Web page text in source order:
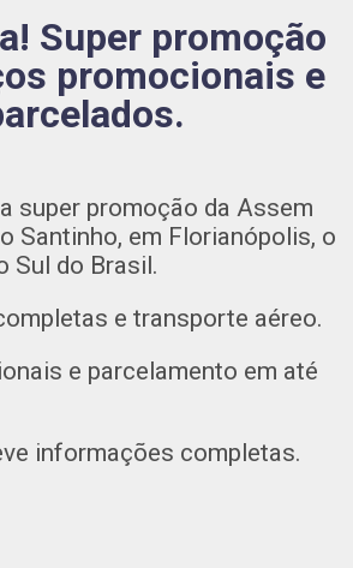
Super promoção
promocionais e
super promoção da Assem
Santinho, em Florianópolis, o
Sul do Brasil.
e transporte aéreo.
e parcelamento em até
informações completas.